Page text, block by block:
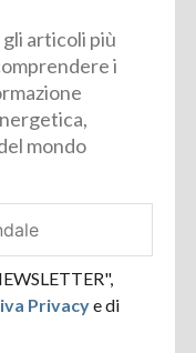
articoli più
i
mondo
Privacye di